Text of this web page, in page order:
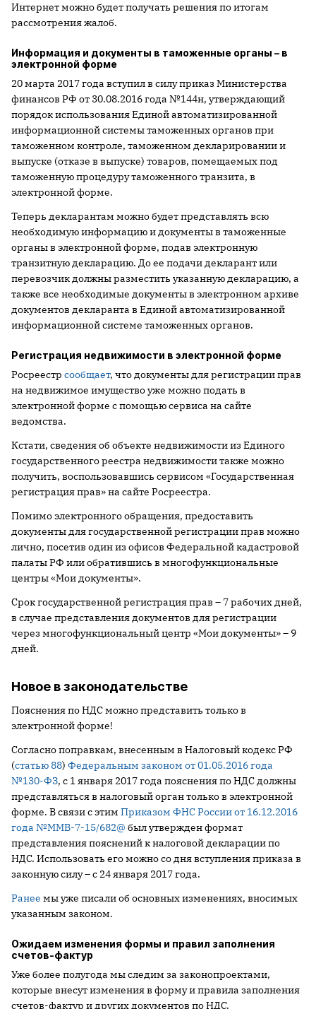
Интернет можно будет получать решения по итогам
рассмотрения жалоб.
Информация и документы в таможенные органы – в
электронной форме
20 марта 2017 года вступил в силу приказ Министерства
финансов РФ от 30.08.2016 года №144н, утверждающий
порядок использования Единой автоматизированной
информационной системы таможенных органов при
таможенном контроле, таможенном декларировании и
выпуске (отказе в выпуске) товаров, помещаемых под
таможенную процедуру таможенного транзита, в
электронной форме.
Теперь декларантам можно будет представлять всю
необходимую информацию и документы в таможенные
органы в электронной форме, подав электронную
транзитную декларацию. До ее подачи декларант или
перевозчик должны разместить указанную декларацию, а
также все необходимые документы в электронном архиве
документов декларанта в Единой автоматизированной
информационной системе таможенных органов.
Регистрация недвижимости в электронной форме
Росреестр сообщает, что документы для регистрации прав
на недвижимое имущество уже можно подать в
электронной форме с помощью сервиса на сайте
ведомства.
Кстати, сведения об объекте недвижимости из Единого
государственного реестра недвижимости также можно
получить, воспользовавшись сервисом «Государственная
регистрация прав» на сайте Росреестра.
Помимо электронного обращения, предоставить
документы для государственной регистрации прав можно
лично, посетив один из офисов Федеральной кадастровой
палаты РФ или обратившись в многофункциональные
центры «Мои документы».
Срок государственной регистрация прав – 7 рабочих дней,
в случае представления документов для регистрации
через многофункциональный центр «Мои документы» – 9
дней.
Новое в законодательстве
Пояснения по НДС можно представить только в
электронной форме!
Согласно поправкам, внесенным в Налоговый кодекс РФ
(статью 88) Федеральным законом от 01.05.2016 года
№130-ФЗ, с 1 января 2017 года пояснения по НДС должны
представляться в налоговый орган только в электронной
форме. В связи с этим Приказом ФНС России от 16.12.2016
года №ММВ-7-15/682@ был утвержден формат
представления пояснений к налоговой декларации по
НДС. Использовать его можно со дня вступления приказа в
законную силу – с 24 января 2017 года.
Ранее мы уже писали об основных изменениях, вносимых
указанным законом.
Ожидаем изменения формы и правил заполнения
счетов-фактур
Уже более полугода мы следим за законопроектами,
которые внесут изменения в форму и правила заполнения
счетов-фактур и других документов по НДС.